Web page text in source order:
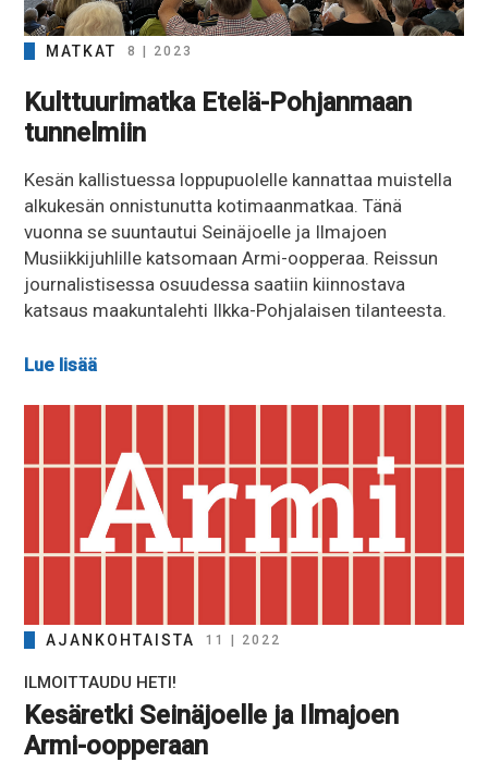
MATKAT 8 | 2023
Kulttuurimatka Etelä-Pohjanmaan
tunnelmiin
Kesän kallistuessa loppupuolelle kannattaa muistella
alkukesän onnistunutta kotimaanmatkaa. Tänä
vuonna se suuntautui Seinäjoelle ja Ilmajoen
Musiikkijuhlille katsomaan Armi-oopperaa. Reissun
journalistisessa osuudessa saatiin kiinnostava
katsaus maakuntalehti Ilkka-Pohjalaisen tilanteesta.
Lue lisää
AJANKOHTAISTA 11 | 2022
ILMOITTAUDU HETI!
Kesäretki Seinäjoelle ja Ilmajoen
Armi-oopperaan